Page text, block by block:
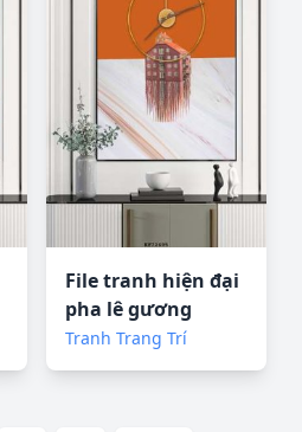
File tranh hiện đại
pha lê gương
KF72695
Tranh Trang Trí